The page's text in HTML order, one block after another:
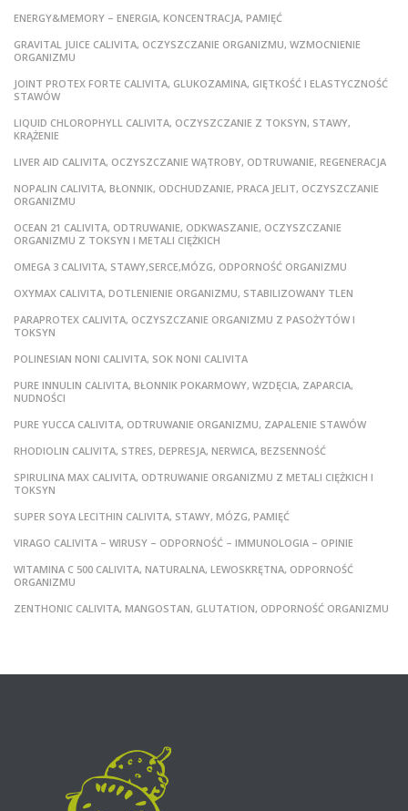
ENERGY&MEMORY – ENERGIA, KONCENTRACJA, PAMIĘĆ
GRAVITAL JUICE CALIVITA, OCZYSZCZANIE ORGANIZMU, WZMOCNIENIE
ORGANIZMU
JOINT PROTEX FORTE CALIVITA, GLUKOZAMINA, GIĘTKOŚĆ I ELASTYCZNOŚĆ
STAWÓW
LIQUID CHLOROPHYLL CALIVITA, OCZYSZCZANIE Z TOKSYN, STAWY,
KRĄŻENIE
LIVER AID CALIVITA, OCZYSZCZANIE WĄTROBY, ODTRUWANIE, REGENERACJA
NOPALIN CALIVITA, BŁONNIK, ODCHUDZANIE, PRACA JELIT, OCZYSZCZANIE
ORGANIZMU
OCEAN 21 CALIVITA, ODTRUWANIE, ODKWASZANIE, OCZYSZCZANIE
ORGANIZMU Z TOKSYN I METALI CIĘŻKICH
OMEGA 3 CALIVITA, STAWY,SERCE,MÓZG, ODPORNOŚĆ ORGANIZMU
OXYMAX CALIVITA, DOTLENIENIE ORGANIZMU, STABILIZOWANY TLEN
PARAPROTEX CALIVITA, OCZYSZCZANIE ORGANIZMU Z PASOŻYTÓW I
TOKSYN
POLINESIAN NONI CALIVITA, SOK NONI CALIVITA
PURE INNULIN CALIVITA, BŁONNIK POKARMOWY, WZDĘCIA, ZAPARCIA,
NUDNOŚCI
PURE YUCCA CALIVITA, ODTRUWANIE ORGANIZMU, ZAPALENIE STAWÓW
RHODIOLIN CALIVITA, STRES, DEPRESJA, NERWICA, BEZSENNOŚĆ
SPIRULINA MAX CALIVITA, ODTRUWANIE ORGANIZMU Z METALI CIĘŻKICH I
TOKSYN
SUPER SOYA LECITHIN CALIVITA, STAWY, MÓZG, PAMIĘĆ
VIRAGO CALIVITA – WIRUSY – ODPORNOŚĆ – IMMUNOLOGIA – OPINIE
WITAMINA C 500 CALIVITA, NATURALNA, LEWOSKRĘTNA, ODPORNOŚĆ
ORGANIZMU
ZENTHONIC CALIVITA, MANGOSTAN, GLUTATION, ODPORNOŚĆ ORGANIZMU